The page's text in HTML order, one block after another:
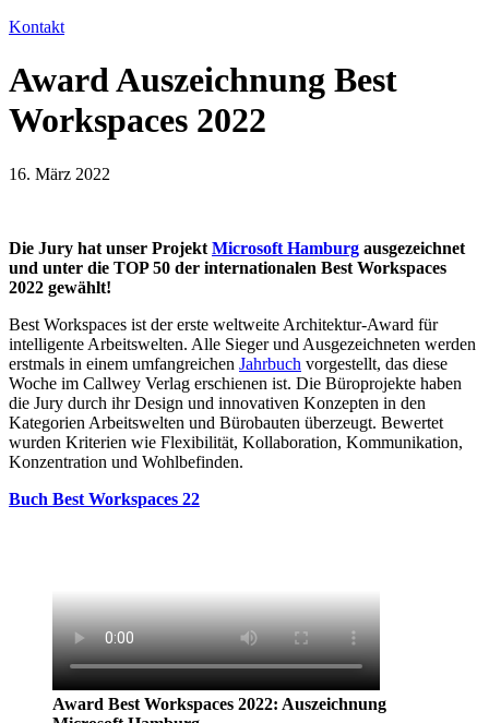
Kontakt
Award Auszeichnung Best
Workspaces 2022
16. März 2022
Die Jury hat unser Projekt Microsoft Hamburg ausgezeichnet
und unter die TOP 50 der internationalen Best Workspaces
2022 gewählt!
Best Workspaces ist der erste weltweite Architektur-Award für
intelligente Arbeitswelten. Alle Sieger und Ausgezeichneten werden
erstmals in einem umfangreichen Jahrbuch vorgestellt, das diese
Woche im Callwey Verlag erschienen ist. Die Büroprojekte haben
die Jury durch ihr Design und innovativen Konzepten in den
Kategorien Arbeitswelten und Bürobauten überzeugt. Bewertet
wurden Kriterien wie Flexibilität, Kollaboration, Kommunikation,
Konzentration und Wohlbefinden.
Buch Best Workspaces 22
Award Best Workspaces 2022: Auszeichnung